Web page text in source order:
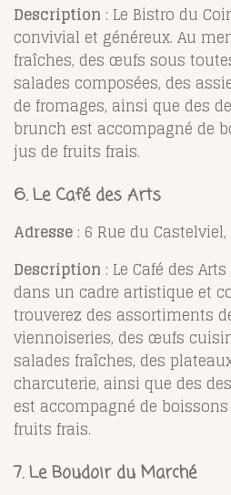
Description : Le Bistro du
convivial et généreux. Au
fraîches, des œufs sous
salades composées, des
de fromages, ainsi que des
brunch est accompagné de
jus de fruits frais.
6.Le Café des Arts
Adresse : 6 Rue du
Description : Le Café des
dans un cadre artistique et
trouverez des assortiments
viennoiseries, des œufs
salades fraîches, des
charcuterie, ainsi que des
est accompagné de
fruits frais.
7.Le Boudoir du Marché